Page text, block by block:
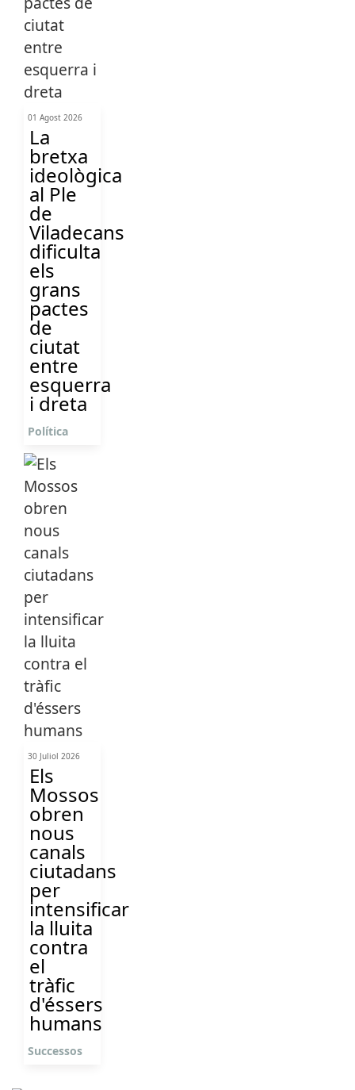
01 Agost 2026
La
bretxa
ideològica
al Ple
de
Viladecans
dificulta
els
grans
pactes
de
ciutat
entre
esquerra
i dreta
Política
30 Juliol 2026
Els
Mossos
obren
nous
canals
ciutadans
per
intensificar
la lluita
contra
el
tràfic
d'éssers
humans
Successos